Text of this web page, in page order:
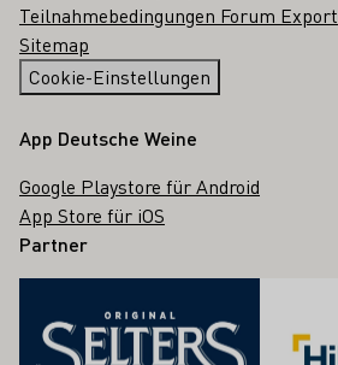
Teilnahmebedingungen Forum Export
Sitemap
Cookie-Einstellungen
App Deutsche Weine
Google Playstore für Android
App Store für iOS
Partner